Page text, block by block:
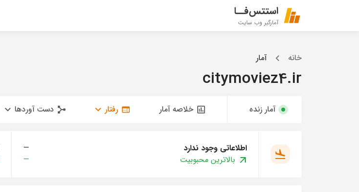
استتس‌فــا
آمارگیر وب سایت
خانه آمار
citymoviez4.ir
آمار زنده خلاصه آمار رفتار دست آوردها
اطلاعاتی وجود ندارد
—
بالاترین محبوبیت
—